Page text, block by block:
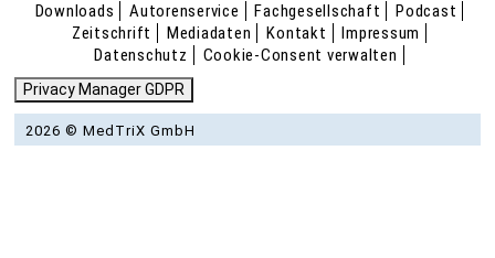
Downloads Autorenservice Fachgesellschaft
Podcast
Zeitschrift
Mediadaten Kontakt
Impressum
Datenschutz
Cookie-Consent verwalten
Privacy Manager GDPR
2026 © MedTriX GmbH